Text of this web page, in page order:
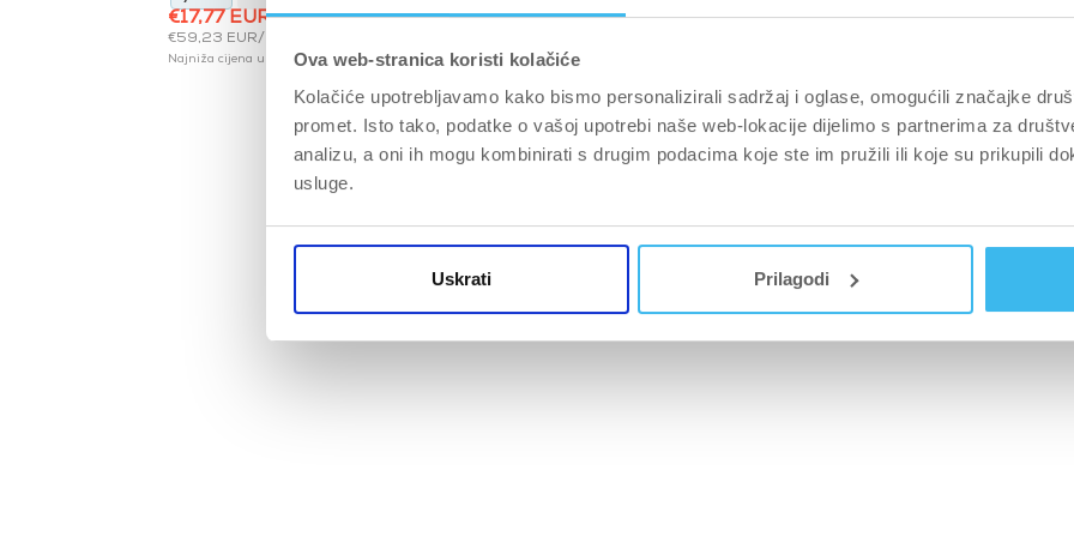
Ova web-stranica koristi kolačiće
Kolačiće upotrebljavamo kako bismo personalizirali sadržaj i oglase, omogućili značajke
promet. Isto tako, podatke o vašoj upotrebi naše web-lokacije dijelimo s partnerima za
analizu, a oni ih mogu kombinirati s drugim podacima koje ste im pružili ili koje su prikupili
usluge.
Uskrati Prilagodi
€17,77 EUR€20,90 EUR
€59,23 EUR/kg
Najniža cijena u zadnjih 30 dana: €17,77 EUR
5
300 g 300 g Sangria lychee 300 g yuzu 1000 g Bez ukusa 500 g Bez ukusa 300 g Bez ukusa
5
300 g 300 g yuzu lychee 300 g Sangria 1000 g Bez